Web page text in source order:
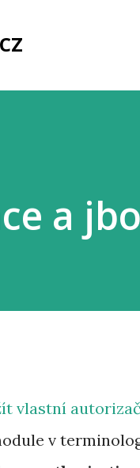
a
vlastní
v